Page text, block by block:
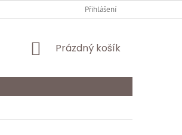
ODSTOUPENÍ OD
Přihlášení
NÁKUPNÍ
Prázdný košík